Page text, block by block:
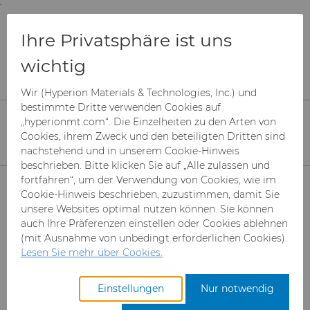
;
and information are based on this region.
Produkte
Superabrasive Schleifmittel
Mesh CBN
Mikron-CBN-Pulver
Can Tooling
Cupper Press Tooling-
Lösungen
Hartmetallstäbe
Branchen & Anwendungen
Luft- und Raumfahrt
Automotive-Werkzeuge
Leistungen
Registrieren Sie sich für den
Zugang zum Hyperion
Compax Markenschutz
Compax™ Markenschutz
Alle Compax™ sind polykristalliner
Diamant (PCD), aber nicht alle
polykristallinen Diamantprodukte sind
Compax™.
Hyperion Materials & Technologies stellt den
branchenführenden Compax™ polykristallinen
Diamant (PCD) her. Stanzformrohlinge, die
Compax™ enthalten, sind in der Drahtziehindustrie
als Premiumprodukte anerkannt, da sie eine sehr
Ihre Privatsphäre ist uns
wichtig
Wir (Hyperion Materials & Technologies, Inc.) und
bestimmte Dritte verwenden Cookies auf
„hyperionmt.com“. Die Einzelheiten zu den Arten von
Cookies, ihrem Zweck und den beteiligten Dritten sind
nachstehend und in unserem Cookie-Hinweis
beschrieben. Bitte klicken Sie auf „Alle zulassen und
fortfahren“, um der Verwendung von Cookies, wie im
Cookie-Hinweis beschrieben, zuzustimmen, damit Sie
unsere Websites optimal nutzen können. Sie können
auch Ihre Präferenzen einstellen oder Cookies ablehnen
(mit Ausnahme von unbedingt erforderlichen Cookies).
Lesen Sie mehr über Cookies.
Einstellungen Nur notwendig